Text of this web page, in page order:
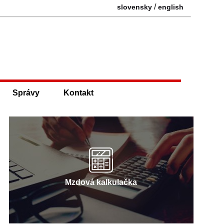
slovensky /english
Správy Kontakt
Mzdová kalkulačka